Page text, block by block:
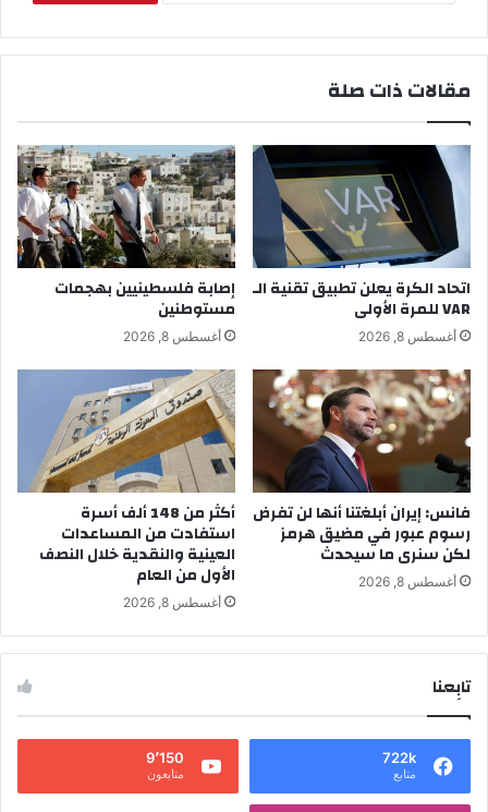
مقالات ذات صلة
اتحاد الكرة يعلن تطبيق تقنية الـ
VAR للمرة الأولى
أغسطس 8, 2026
إصابة فلسطينيين بهجمات
مستوطنين
أغسطس 8, 2026
فانس: إيران أبلغتنا أنها لن تفرض
رسوم عبور في مضيق هرمز
لكن سنرى ما سيحدث
أغسطس 8, 2026
أكثر من 148 ألف أسرة
استفادت من المساعدات
العينية والنقدية خلال النصف
الأول من العام
أغسطس 8, 2026
تابِعنا
722k
متابع
9٬150
متابعون